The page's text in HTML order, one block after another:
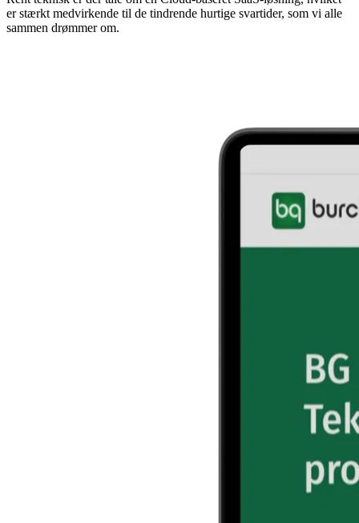
er stærkt medvirkende til de tindrende hurtige svartider, som vi alle
sammen drømmer om.